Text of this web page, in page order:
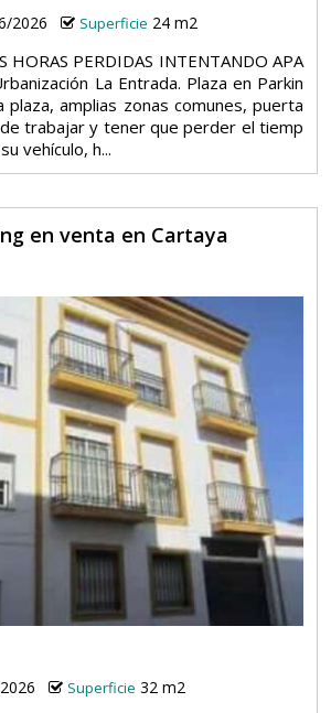
2026 Superficie 24 m2
HORAS PERDIDAS INTENTANDO APA
La Entrada. Plaza en Parkin
plaza, amplias zonas comunes, puerta
trabajar y tener que perder el tiemp
vehículo, h...
en venta en Cartaya
Superficie 32 m2